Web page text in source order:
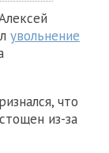
увольнение
что
из-за